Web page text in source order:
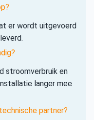
er wordt uitgevoerd
stroomverbruik en
langer mee
partner?